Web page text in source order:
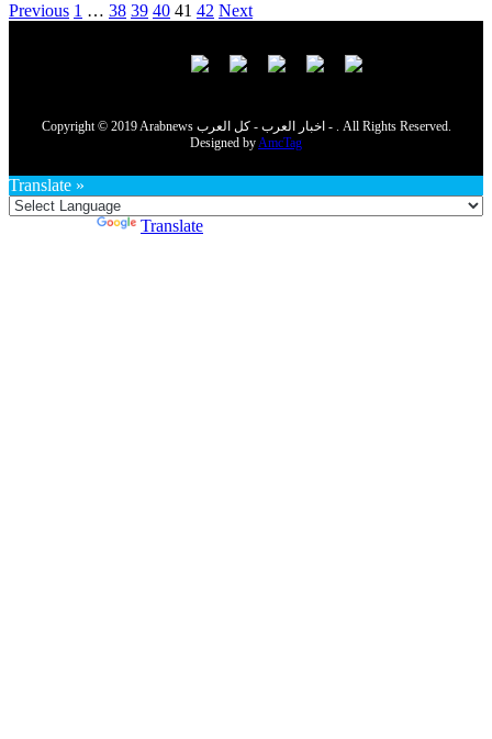
Previous 1 … 38 39 40 41 42 Next
Copyright © 2019 Arabnews اخبار العرب - كل العرب - . All Rights Reserved.
Designed byAmcTag
Translate »
Translate